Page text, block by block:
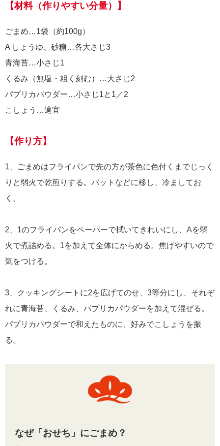
【材料（作りやすい分量）】
ごまめ…1袋（約100g）
A しょうゆ、砂糖…各大さじ3
青海苔…小さじ1
くるみ（無塩・粗く刻む）…大さじ2
パプリカパウダー…小さじ1と1／2
こしょう…適宜
【作り方】
1、ごまめはフライパンで先の方が茶色に色付くまでじっく
りと弱火で乾煎りする。バットなどに移し、冷ましてお
く。
2、1のフライパンをペーパーで拭いてきれいにし、Aを弱
火で煮詰める。1を加えて全体にからめる。焦げやすいので
気をつける。
3、クッキングシートに2を広げてのせ、3等分にし、それぞ
れに青海苔、くるみ、パプリカパウダーを加えて混ぜる。
パプリカパウダーで和えたものに、好みでこしょうを振
る。
なぜ「おせち」にごまめ？